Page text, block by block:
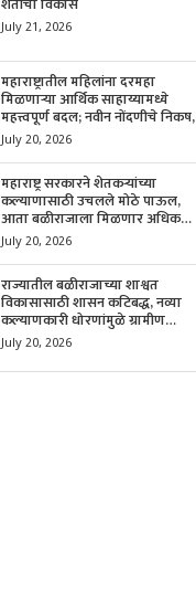
July 21, 2026
महाराष्ट्रातील महिलांना दरमहा
मिळणाऱ्या आर्थिक साहाय्यामध्ये
महत्त्वपूर्ण बदल; नवीन नोंदणीचे निकष,
आवश्यक कागदपत्रे आणि ऑनलाईन
अर्ज करण्याची सोपी प्रक्रिया जाणून घ्या.
July 20, 2026
महाराष्ट्र सरकारने शेतकऱ्यांच्या
कल्याणासाठी उचलले मोठे पाऊल,
आता बळीराजाला मिळणार अधिक
बळकटी आणि आर्थिक संरक्षण; जाणून
घ्या सरकारचा नवा संकल्प.
July 20, 2026
राज्यातील बळीराजाच्या शाश्वत
विकासासाठी शासन कटिबद्ध, नव्या
कल्याणकारी धोरणांमुळे ग्रामीण
अर्थव्यवस्थेला मिळणार मोठी गती.
July 20, 2026